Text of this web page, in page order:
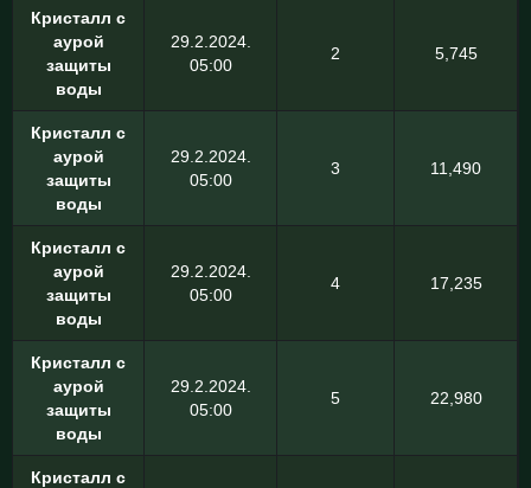
Кристалл с
аурой
защиты
воды
29.2.2024.
05:00
2 5,745
Кристалл с
аурой
защиты
воды
29.2.2024.
05:00
3 11,490
Кристалл с
аурой
защиты
воды
29.2.2024.
05:00
4 17,235
Кристалл с
аурой
защиты
воды
29.2.2024.
05:00
5 22,980
Кристалл с